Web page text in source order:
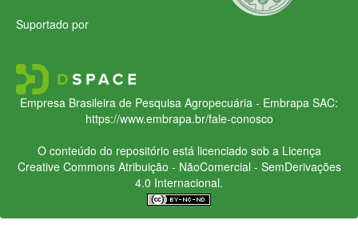
Suportado por
Empresa Brasileira de Pesquisa Agropecuária - Embrapa SAC:
https://www.embrapa.br/fale-conosco
O conteúdo do repositório está licenciado sob a Licença
Creative CommonsAtribuição - NãoComercial - SemDerivações
4.0 Internacional.